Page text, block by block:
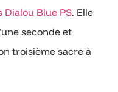
Dialou Blue PS. Elle
seconde et
troisième sacre à